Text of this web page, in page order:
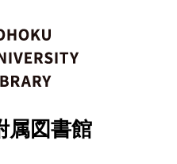
属図書館